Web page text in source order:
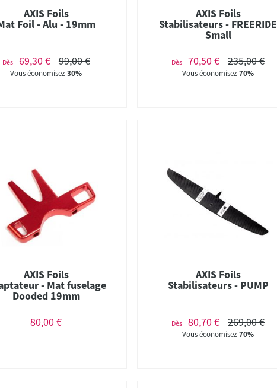
AXIS Foils
Foil - Alu - 19mm
Dès 69,30 € 99,00 €
Vous économisez30%
AXIS Foils
Stabilisateurs - FREERIDE
Small
Dès 70,50 € 235,00 €
Vous économisez70%
AXIS Foils
- Mat fuselage
Dooded 19mm
80,00 €
AXIS Foils
Stabilisateurs - PUMP
Dès 80,70 € 269,00 €
Vous économisez70%